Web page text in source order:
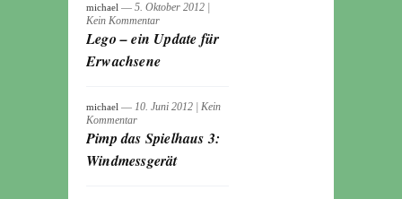
michael ― 5. Oktober 2012
Kein Kommentar
Lego – ein Update für
Erwachsene
michael ― 10. Juni 2012
Kein
Kommentar
Pimp das Spielhaus 3:
Windmessgerät